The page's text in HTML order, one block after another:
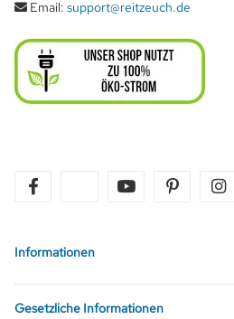
Email: support@reitzeuch.de
twitter youtube pinterest
Informationen
Gesetzliche Informationen